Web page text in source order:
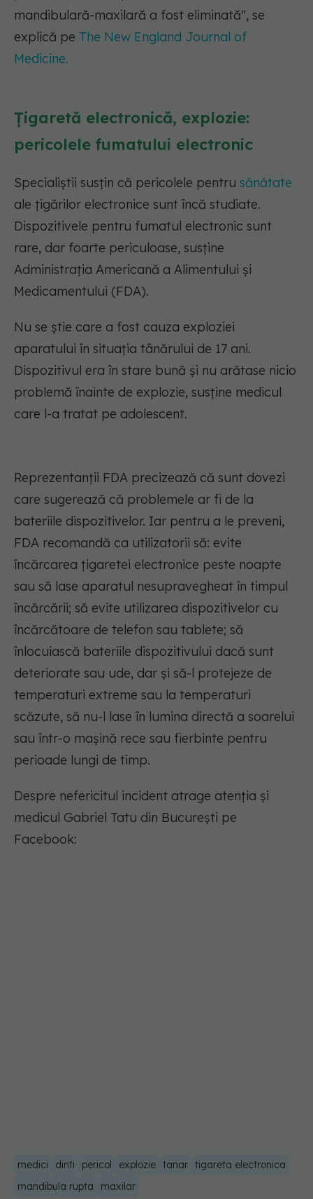
mandibulară-maxilară a fost eliminată", se
explică pe The New England Journal of
Medicine.
Țigaretă electronică, explozie:
pericolele fumatului electronic
Specialiștii susțin că pericolele pentru sănătate
ale țigărilor electronice sunt încă studiate.
Dispozitivele pentru fumatul electronic sunt
rare, dar foarte periculoase, susține
Administrația Americană a Alimentului și
Medicamentului (FDA).
Nu se știe care a fost cauza exploziei
aparatului în situația tânărului de 17 ani.
Dispozitivul era în stare bună și nu arătase nicio
problemă înainte de explozie, susține medicul
care l-a tratat pe adolescent.
Reprezentanții FDA precizează că sunt dovezi
care sugerează că problemele ar fi de la
bateriile dispozitivelor. Iar pentru a le preveni,
FDA recomandă ca utilizatorii să: evite
încărcarea țigaretei electronice peste noapte
sau să lase aparatul nesupravegheat în timpul
încărcării; să evite utilizarea dispozitivelor cu
încărcătoare de telefon sau tablete; să
înlocuiască bateriile dispozitivului dacă sunt
deteriorate sau ude, dar și să-l protejeze de
temperaturi extreme sau la temperaturi
scăzute, să nu-l lase în lumina directă a soarelui
sau într-o mașină rece sau fierbinte pentru
perioade lungi de timp.
Despre nefericitul incident atrage atenția și
medicul Gabriel Tatu din București pe
Facebook:
medici dinti pericol explozie tanar tigareta electronica
mandibula rupta
maxilar